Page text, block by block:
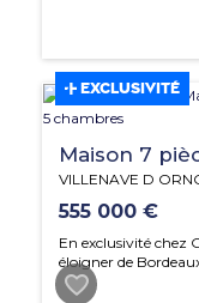
EXCLUSIVITÉ
Maison 7
VILLENAVE D
555 000 €
En exclusivité chez
éloigner de